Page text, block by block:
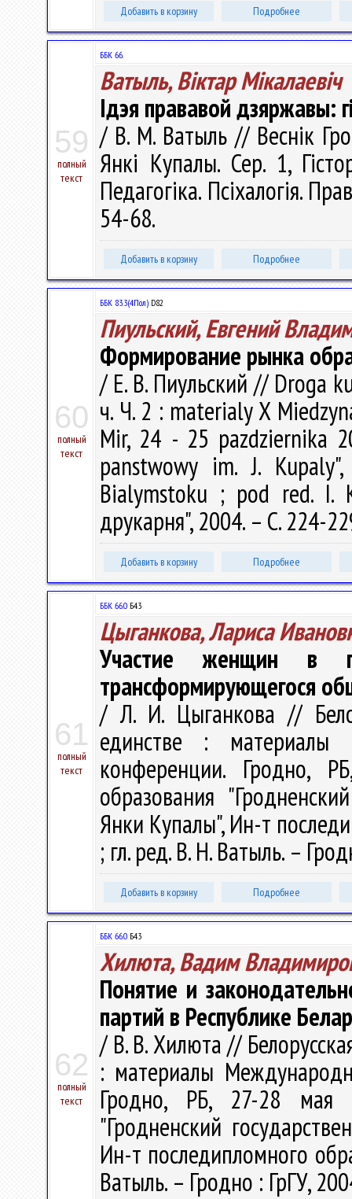
Добавить в корзину Подробнее
59
полный
текст
ББК 66.
Ватыль, Віктар Мікалаевіч
Ідэя прававой дзяржавы:
/ В. М. Ватыль // Веснік
Янкі Купалы. Сер. 1,
Педагогіка. Псіхалогія.
54-68.
Добавить в корзину Подробнее
60
полный
текст
ББК 83.3(4Пол) D82
Пиульский, Евгений
Формирование рынка
/ Е. В. Пиульский // Droga
ч. Ч. 2 : materialy X
Mir, 24 - 25 pazdziernika
panstwowy im. J.
Bialymstoku ; pod red. I.
друкарня", 2004. – С. 224-
Добавить в корзину Подробнее
61
полный
текст
ББК 66.0 Б43
Цыганкова, Лариса
Участие женщин в
трансформирующегося
/ Л. И. Цыганкова //
единстве : материалы
конференции. Гродно,
образования
Янки Купалы", Ин-т
; гл. ред. В. Н. Ватыль. –
Добавить в корзину Подробнее
62
полный
текст
ББК 66.0 Б43
Хилюта, Вадим
Понятие и
партий в Республике
/ В. В. Хилюта //
: материалы
Гродно, РБ, 27-28 мая
"Гродненский
Ин-т последипломного
Ватыль. – Гродно : ГрГУ,